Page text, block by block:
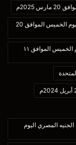
2025م
أسعار اللحوم والأسماك والدواجن والبيض فى الأسواق اليوم الخميس الموافق 20
أسعار صرف الدولار الأمريكي مقابل الجنيه المصري اليوم الخميس الموافق ١١
المصري اليوم